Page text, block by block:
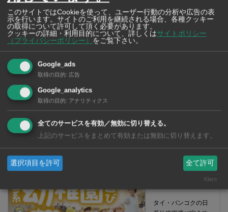
【タイ・バンコ
ク】 コンビニ（セ
育園選び完全攻略
【2026年版】
タイ・バンコクの日
このサイトではCookieを使って、ユーザー行動の分析や広告の表
示を行います。サイトのご利用を継続される場合、各種クッキー
の取得について許可して頂く必要があります。
クッキーの詳細・利用目的について、詳しくはサイトポリシー
（プライバシーポリシー）
をご覧下さい。
Google_ads
取得の目的: 広告
Google_analytics
取得の目的: アナリティクス
全てのサービスを有効／無効に切り替える。
上記のサービスをまとめて有効または無効に切り替えます。
選択項目を許可 全て許可
Klaro